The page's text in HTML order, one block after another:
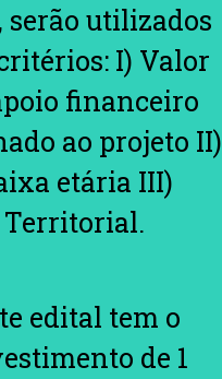
serão utilizados
I) Valor
financeiro
ao projeto II)
etária III)
Territorial.
edital tem o
de 1